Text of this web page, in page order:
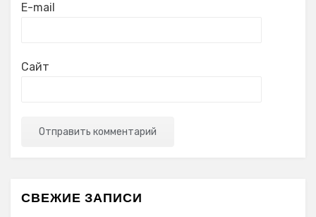
E-mail
Сайт
СВЕЖИЕ ЗАПИСИ